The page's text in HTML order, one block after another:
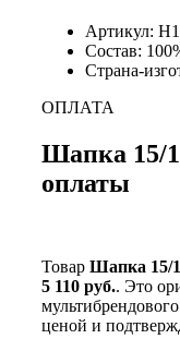
Артикул:
Состав:
Страна-
ОПЛАТА
Шапка 15/
оплаты
Товар Шапка 15/
5 110 руб.. Это
ценой и